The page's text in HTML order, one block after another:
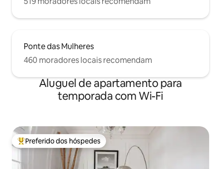
Ponte das Mulheres
460 moradores locais recomendam
Aluguel de apartamento para
temporada com Wi-Fi
Entre os melhores preferidos dos hóspedes
Preferido dos hóspedes